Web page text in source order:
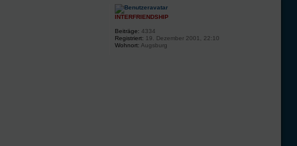
INTERFRIENDSHIP
Beiträge: 4334
Registriert: 19. Dezember 2001, 22:10
Wohnort: Augsburg